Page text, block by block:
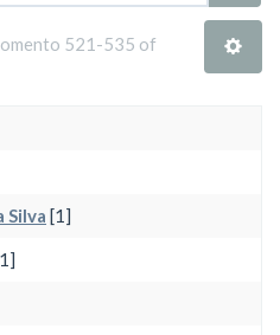
521-535 of
Silva [1]